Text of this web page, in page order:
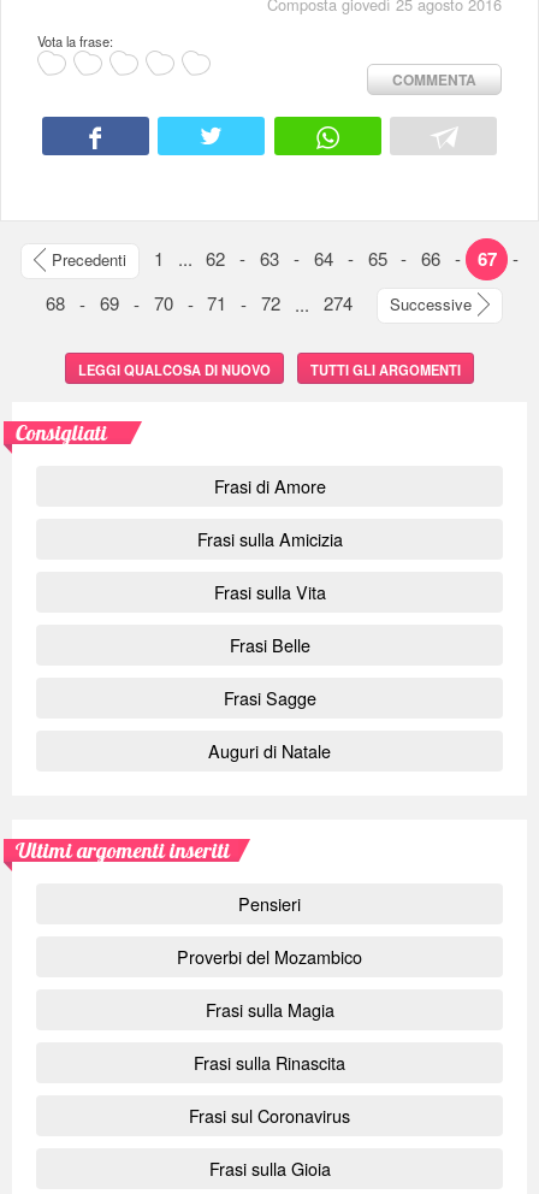
Vota la frase:
COMMENTA
Precedenti 1 ... 62 - 63 - 64 - 65 - 66 - 67
-
68 - 69 - 70 - 71 - 72 ... 274 Successive
LEGGI QUALCOSA DI NUOVO TUTTI GLI ARGOMENTI
Consigliati
Frasi di Amore
Frasi sulla Amicizia
Frasi sulla Vita
Frasi Belle
Frasi Sagge
Auguri di Natale
Ultimi argomenti inseriti
Pensieri
Proverbi del Mozambico
Frasi sulla Magia
Frasi sulla Rinascita
Frasi sul Coronavirus
Frasi sulla Gioia